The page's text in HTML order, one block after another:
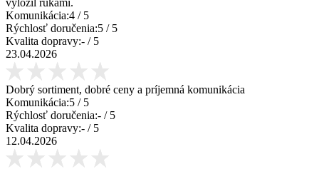
Komunikácia:4 / 5
Rýchlosť doručenia:5 / 5
Kvalita dopravy:- / 5
23.04.2026
Dobrý sortiment, dobré ceny a príjemná komunikácia
Komunikácia:5 / 5
Rýchlosť doručenia:- / 5
Kvalita dopravy:- / 5
12.04.2026